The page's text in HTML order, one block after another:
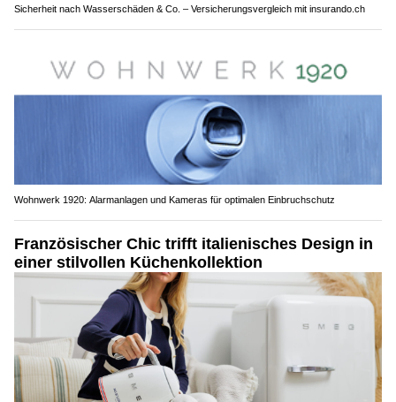
Sicherheit nach Wasserschäden & Co. – Versicherungsvergleich mit insurando.ch
Wohnwerk 1920: Alarmanlagen und Kameras für optimalen Einbruchschutz
Französischer Chic trifft italienisches Design in
einer stilvollen Küchenkollektion